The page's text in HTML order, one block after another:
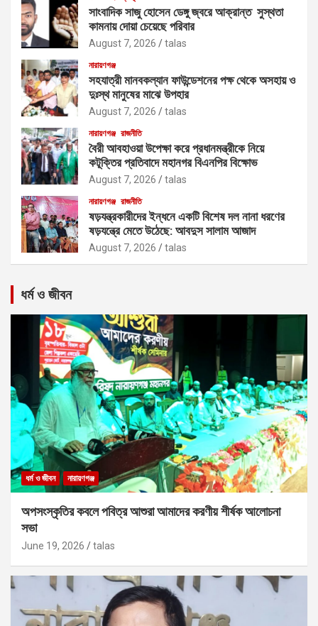
সাংবাদিক সাজু হোসেন ডেঙ্গু জ্বরে আক্রান্ত সুস্থতা
কামনায় দোয়া চেয়েছে পরিবার
August 7, 2026 talas
নারায়ণগঞ্জ
সহযাত্রী মানবকল্যান ফাউন্ডেশনের পক্ষ থেকে অসহায় ও
দুঃস্থ মানুষের মাঝে উপহার
August 7, 2026 talas
নারায়ণগঞ্জ রাজনীতি
বৈরী আবহাওয়া উপেক্ষা করে প্রধানমন্ত্রীকে নিয়ে
কটূক্তির প্রতিবাদে মহানগর বিএনপির বিক্ষোভ
August 7, 2026 talas
নারায়ণগঞ্জ রাজনীতি
ষড়যন্ত্রকারীদের ইন্ধনে একটি বিশেষ দল নানা ধরণের
ষড়যন্ত্রে মেতে উঠেছে: আবদুস সালাম আজাদ
August 7, 2026 talas
ধর্ম ও জীবন
ধর্ম ও জীবন নারায়ণগঞ্জ
অপসংস্কৃতির কবলে পবিত্র আশুরা আমাদের করণীয় শীর্ষক আলোচনা
সভা
June 19, 2026 talas